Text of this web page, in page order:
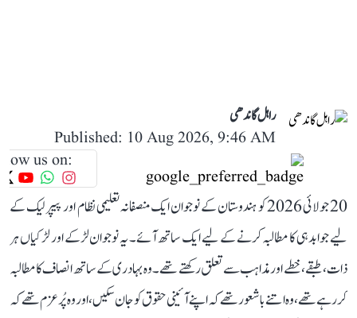
راہل گاندھی
Published: 10 Aug 2026, 9:46 AM
us on:
20 جولائی 2026 کو ہندوستان کے نوجوان ایک منصفانہ تعلیمی نظام اور پیپر لیک کے
لیے جوابدہی کا مطالبہ کرنے کے لیے ایک ساتھ آئے۔ یہ نوجوان لڑکے اور لڑکیاں ہر
ذات، طبقے، خطے اور مذاہب سے تعلق رکھتے تھے۔ وہ بہادری کے ساتھ انصاف کا مطالبہ
کر رہے تھے، وہ اتنے باشعور تھے کہ اپنے آئینی حقوق کو جان سکیں، اور وہ پُرعزم تھے کہ